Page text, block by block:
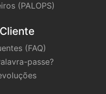
(PALOPS)
(FAQ)
passe?